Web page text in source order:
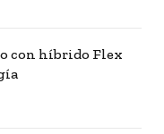
con híbrido Flex